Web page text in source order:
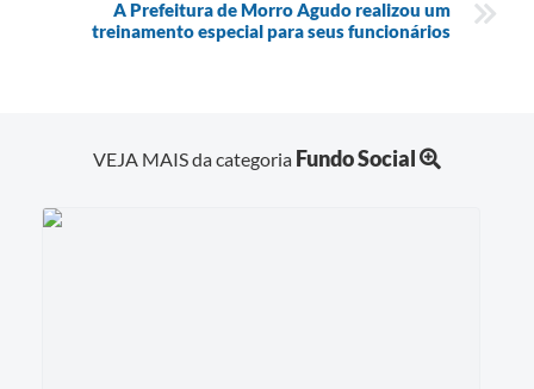
A Prefeitura de Morro Agudo realizou um
treinamento especial para seus funcionários
VEJA MAIS da categoria Fundo Social